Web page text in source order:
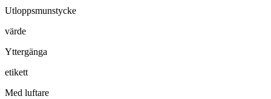
Utloppsmunstycke
värde
Yttergänga
etikett
Med luftare